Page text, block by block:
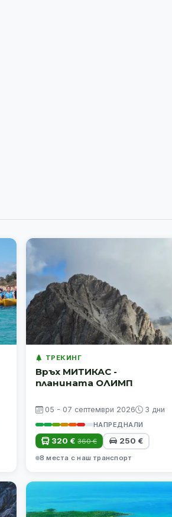
ТРЕКИНГ
Връх МИТИКАС -
планината ОЛИМП
05 - 07 септември 2026 3 дни
НАПРЕДНАЛИ
320 € 360 € 250 €
8 места с наш транспорт